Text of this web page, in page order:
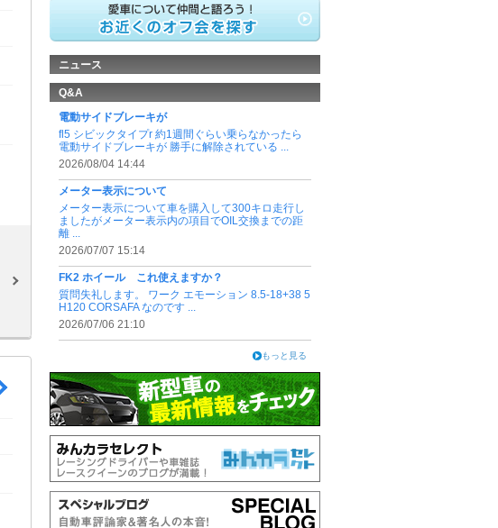
ニュース
Q&A
電動サイドブレーキが
fl5 シビックタイプr 約1週間ぐらい乗らなかったら
電動サイドブレーキが 勝手に解除されている ...
2026/08/04 14:44
メーター表示について
メーター表示について車を購入して300キロ走行し
ましたがメーター表示内の項目でOIL交換までの距
離 ...
2026/07/07 15:14
FK2 ホイール これ使えますか？
質問失礼します。 ワーク エモーション 8.5-18+38 5
H120 CORSAFA なのです ...
2026/07/06 21:10
もっと見る